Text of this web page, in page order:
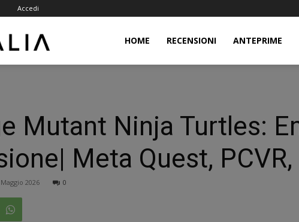
Accedi
HOME RECENSIONI ANTEPRIME
Mutant Ninja Turtles:
Meta Quest,
2026 0